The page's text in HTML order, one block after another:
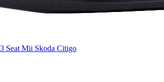
Seat Mii Skoda Citigo